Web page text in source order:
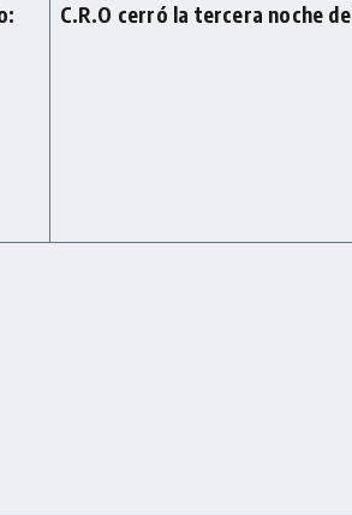
C.R.O cerró la tercera noche